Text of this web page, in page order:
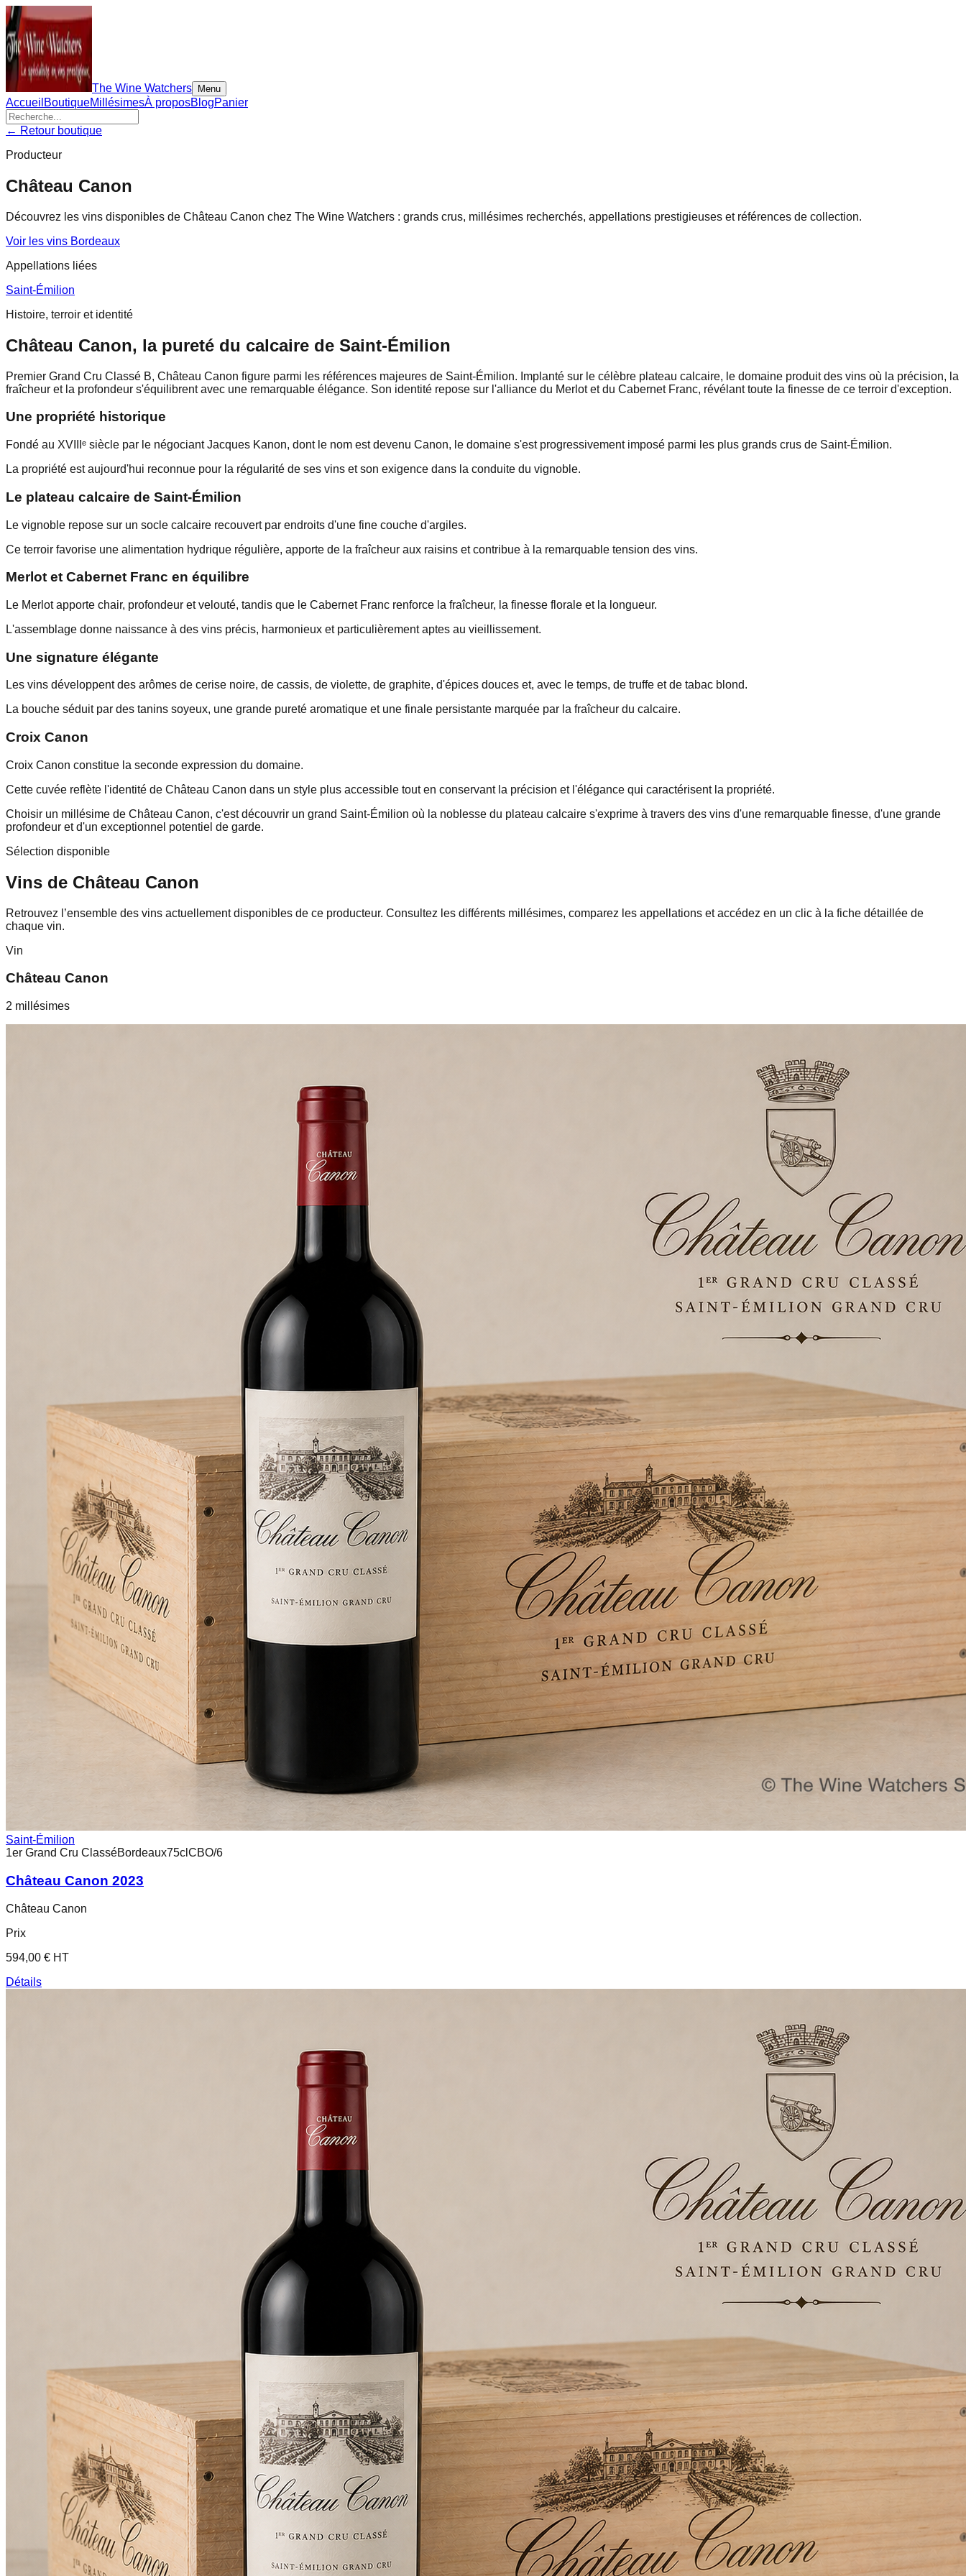
The Wine Watchers Menu
Accueil BoutiqueMillésimesÀ proposBlogPanier
← Retour boutique
Producteur
Château Canon
Découvrez les vins disponibles de Château Canon chez The Wine Watchers : grands crus, millésimes recherchés, appellations prestigieuses et références de collection.
Voir les vins Bordeaux
Appellations liées
Saint-Émilion
Histoire, terroir et identité
Château Canon, la pureté du calcaire de Saint-Émilion
Premier Grand Cru Classé B, Château Canon figure parmi les références majeures de Saint-Émilion. Implanté sur le célèbre plateau calcaire, le domaine produit des vins où la précision, la
fraîcheur et la profondeur s'équilibrent avec une remarquable élégance. Son identité repose sur l'alliance du Merlot et du Cabernet Franc, révélant toute la finesse de ce terroir d'exception.
Une propriété historique
Fondé au XVIIIᵉ siècle par le négociant Jacques Kanon, dont le nom est devenu Canon, le domaine s'est progressivement imposé parmi les plus grands crus de Saint-Émilion.
La propriété est aujourd'hui reconnue pour la régularité de ses vins et son exigence dans la conduite du vignoble.
Le plateau calcaire de Saint-Émilion
Le vignoble repose sur un socle calcaire recouvert par endroits d'une fine couche d'argiles.
Ce terroir favorise une alimentation hydrique régulière, apporte de la fraîcheur aux raisins et contribue à la remarquable tension des vins.
Merlot et Cabernet Franc en équilibre
Le Merlot apporte chair, profondeur et velouté, tandis que le Cabernet Franc renforce la fraîcheur, la finesse florale et la longueur.
L'assemblage donne naissance à des vins précis, harmonieux et particulièrement aptes au vieillissement.
Une signature élégante
Les vins développent des arômes de cerise noire, de cassis, de violette, de graphite, d'épices douces et, avec le temps, de truffe et de tabac blond.
La bouche séduit par des tanins soyeux, une grande pureté aromatique et une finale persistante marquée par la fraîcheur du calcaire.
Croix Canon
Croix Canon constitue la seconde expression du domaine.
Cette cuvée reflète l'identité de Château Canon dans un style plus accessible tout en conservant la précision et l'élégance qui caractérisent la propriété.
Choisir un millésime de Château Canon, c'est découvrir un grand Saint-Émilion où la noblesse du plateau calcaire s'exprime à travers des vins d'une remarquable finesse, d'une grande
profondeur et d'un exceptionnel potentiel de garde.
Sélection disponible
Vins de Château Canon
Retrouvez l’ensemble des vins actuellement disponibles de ce producteur. Consultez les différents millésimes, comparez les appellations et accédez en un clic à la fiche détaillée de
chaque vin.
Vin
Château Canon
2 millésimes
Saint-Émilion
1er Grand Cru ClasséBordeaux75cl CBO/6
Château Canon 2023
Château Canon
Prix
594,00 € HT
Détails